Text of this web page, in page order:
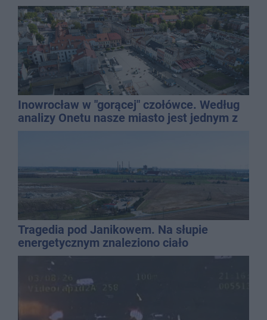
Inowrocław w "gorącej" czołówce. Według
analizy Onetu nasze miasto jest jednym z
Tragedia pod Janikowem. Na słupie
energetycznym znaleziono ciało
mężczyzny